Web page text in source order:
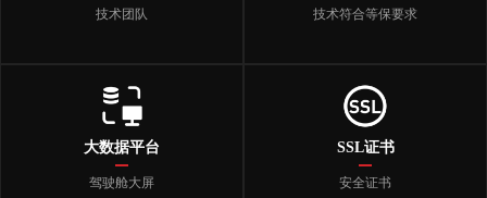
技术团队
技术符合等保要求
大数据平台
驾驶舱大屏
SSL证书
安全证书